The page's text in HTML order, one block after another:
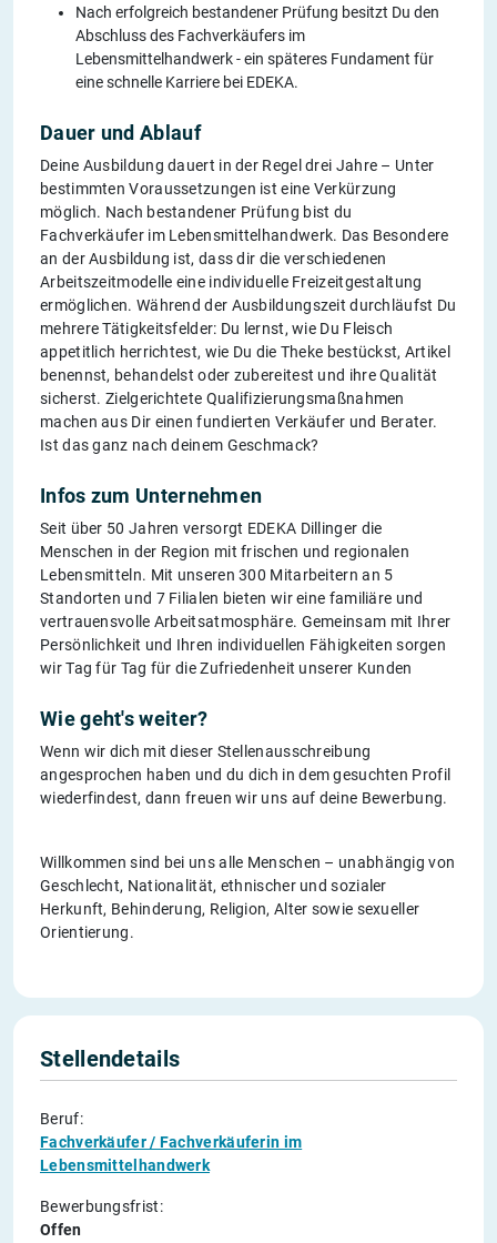
Nach erfolgreich bestandener Prüfung besitzt Du den
Abschluss des Fachverkäufers im
Lebensmittelhandwerk - ein späteres Fundament für
eine schnelle Karriere bei EDEKA.
Dauer und Ablauf
Deine Ausbildung dauert in der Regel drei Jahre – Unter
bestimmten Voraussetzungen ist eine Verkürzung
möglich. Nach bestandener Prüfung bist du
Fachverkäufer im Lebensmittelhandwerk. Das Besondere
an der Ausbildung ist, dass dir die verschiedenen
Arbeitszeitmodelle eine individuelle Freizeitgestaltung
ermöglichen. Während der Ausbildungszeit durchläufst Du
mehrere Tätigkeitsfelder: Du lernst, wie Du Fleisch
appetitlich herrichtest, wie Du die Theke bestückst, Artikel
benennst, behandelst oder zubereitest und ihre Qualität
sicherst. Zielgerichtete Qualifizierungsmaßnahmen
machen aus Dir einen fundierten Verkäufer und Berater.
Ist das ganz nach deinem Geschmack?
Infos zum Unternehmen
Seit über 50 Jahren versorgt EDEKA Dillinger die
Menschen in der Region mit frischen und regionalen
Lebensmitteln. Mit unseren 300 Mitarbeitern an 5
Standorten und 7 Filialen bieten wir eine familiäre und
vertrauensvolle Arbeitsatmosphäre. Gemeinsam mit Ihrer
Persönlichkeit und Ihren individuellen Fähigkeiten sorgen
wir Tag für Tag für die Zufriedenheit unserer Kunden
Wie geht's weiter?
Wenn wir dich mit dieser Stellenausschreibung
angesprochen haben und du dich in dem gesuchten Profil
wiederfindest, dann freuen wir uns auf deine Bewerbung.
Willkommen sind bei uns alle Menschen – unabhängig von
Geschlecht, Nationalität, ethnischer und sozialer
Herkunft, Behinderung, Religion, Alter sowie sexueller
Orientierung.
Stellendetails
Beruf:
Fachverkäufer / Fachverkäuferin im
Lebensmittelhandwerk
Bewerbungsfrist:
Offen